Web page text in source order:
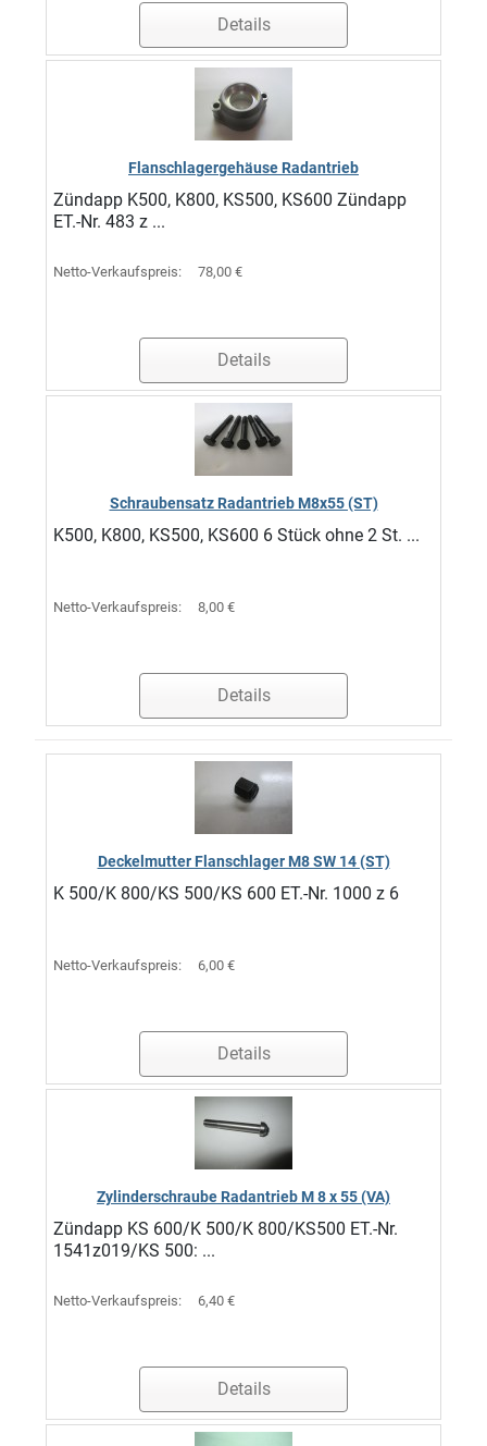
Details
Flanschlagergehäuse Radantrieb
Zündapp K500, K800, KS500, KS600 Zündapp
ET.-Nr. 483 z ...
Netto-Verkaufspreis: 78,00 €
Details
Schraubensatz Radantrieb M8x55 (ST)
K500, K800, KS500, KS600 6 Stück ohne 2 St. ...
Netto-Verkaufspreis: 8,00 €
Details
Deckelmutter Flanschlager M8 SW 14 (ST)
K 500/K 800/KS 500/KS 600 ET.-Nr. 1000 z 6
Netto-Verkaufspreis: 6,00 €
Details
Zylinderschraube Radantrieb M 8 x 55 (VA)
Zündapp KS 600/K 500/K 800/KS500 ET.-Nr.
1541z019/KS 500: ...
Netto-Verkaufspreis: 6,40 €
Details